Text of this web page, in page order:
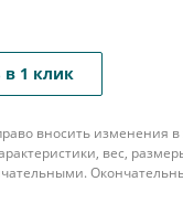
в 1 клик
вносить изменения
вес,